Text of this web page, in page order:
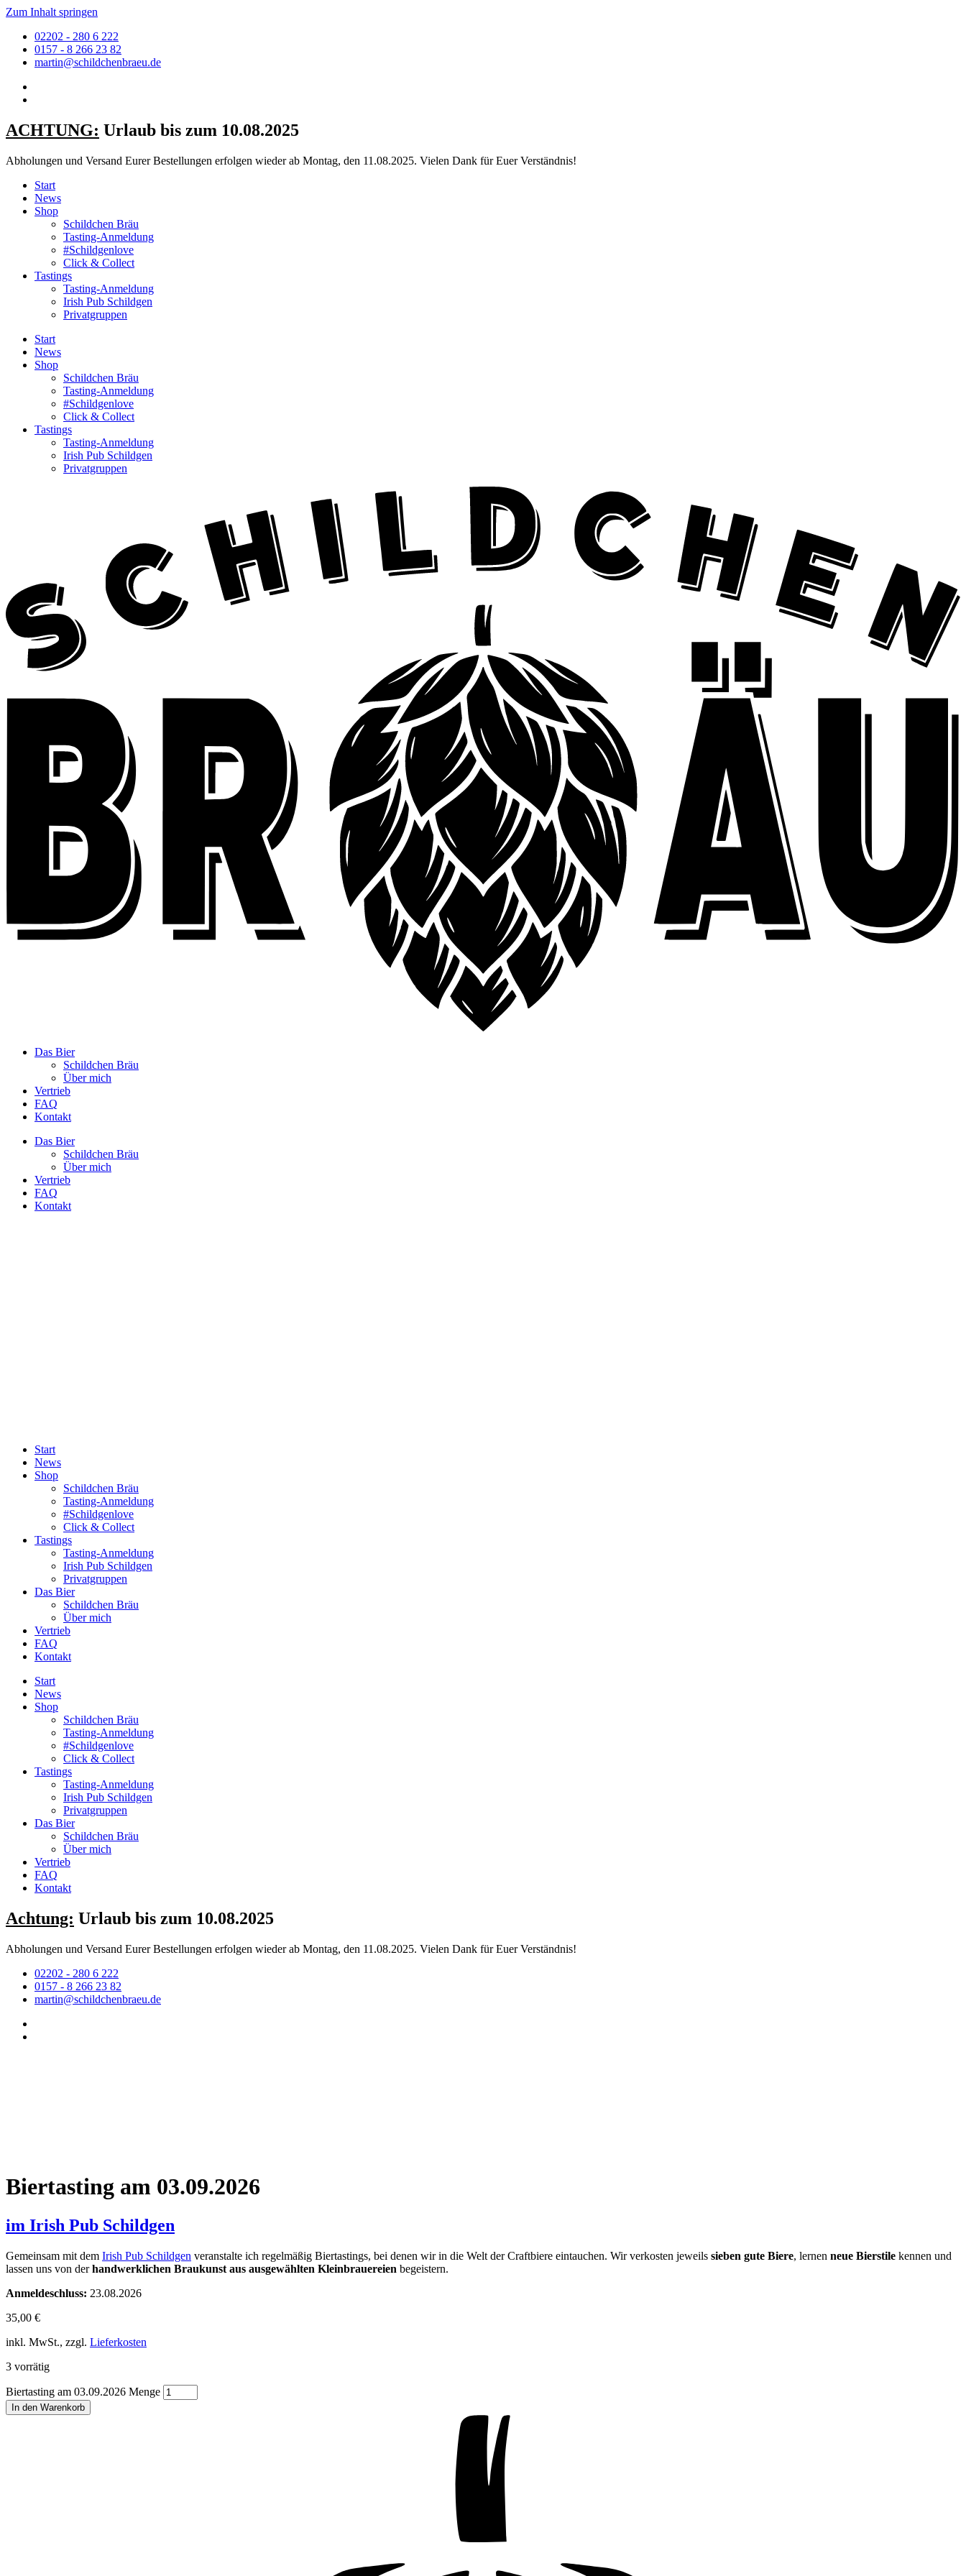
Zum Inhalt springen
02202 - 280 6 222
0157 - 8 266 23 82
martin@schildchenbraeu.de
ACHTUNG: Urlaub bis zum 10.08.2025
Abholungen und Versand Eurer Bestellungen erfolgen wieder ab Montag, den 11.08.2025. Vielen Dank für Euer Verständnis!
Start
News
Shop
Schildchen Bräu
Tasting-Anmeldung
#Schildgenlove
Click & Collect
Tastings
Tasting-Anmeldung
Irish Pub Schildgen
Privatgruppen
Start
News
Shop
Schildchen Bräu
Tasting-Anmeldung
#Schildgenlove
Click & Collect
Tastings
Tasting-Anmeldung
Irish Pub Schildgen
Privatgruppen
Das Bier
Schildchen Bräu
Über mich
Vertrieb
FAQ
Kontakt
Das Bier
Schildchen Bräu
Über mich
Vertrieb
FAQ
Kontakt
Start
News
Shop
Schildchen Bräu
Tasting-Anmeldung
#Schildgenlove
Click & Collect
Tastings
Tasting-Anmeldung
Irish Pub Schildgen
Privatgruppen
Das Bier
Schildchen Bräu
Über mich
Vertrieb
FAQ
Kontakt
Start
News
Shop
Schildchen Bräu
Tasting-Anmeldung
#Schildgenlove
Click & Collect
Tastings
Tasting-Anmeldung
Irish Pub Schildgen
Privatgruppen
Das Bier
Schildchen Bräu
Über mich
Vertrieb
FAQ
Kontakt
Achtung: Urlaub bis zum 10.08.2025
Abholungen und Versand Eurer Bestellungen erfolgen wieder ab Montag, den 11.08.2025. Vielen Dank für Euer Verständnis!
02202 - 280 6 222
0157 - 8 266 23 82
martin@schildchenbraeu.de
Biertasting am 03.09.2026
im Irish Pub Schildgen
Gemeinsam mit dem Irish Pub Schildgen veranstalte ich regelmäßig Biertastings, bei denen wir in die Welt der Craftbiere eintauchen. Wir verkosten jeweils sieben gute Biere, lernen neue Bierstile kennen und
lassen uns von derhandwerklichen Braukunst aus ausgewählten Kleinbrauereien begeistern.
Anmeldeschluss: 23.08.2026
35,00 €
inkl. MwSt., zzgl. Lieferkosten
3 vorrätig
Biertasting am 03.09.2026 Menge
In den Warenkorb